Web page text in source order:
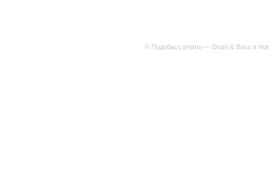
© Подобасс promo — Drum & Bass в